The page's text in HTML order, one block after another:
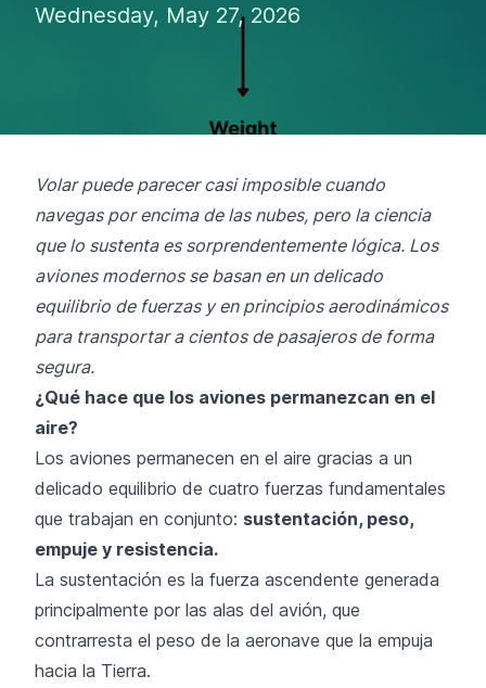
Wednesday, May 27, 2026
Volar puede parecer casi imposible cuando
navegas por encima de las nubes, pero la ciencia
que lo sustenta es sorprendentemente lógica. Los
aviones modernos se basan en un delicado
equilibrio de fuerzas y en principios aerodinámicos
para transportar a cientos de pasajeros de forma
segura.
¿Qué hace que los aviones permanezcan en el
aire?
Los aviones permanecen en el aire gracias a un
delicado equilibrio de cuatro fuerzas fundamentales
que trabajan en conjunto: sustentación, peso,
empuje y resistencia.
La sustentación es la fuerza ascendente generada
principalmente por las alas del avión, que
contrarresta el peso de la aeronave que la empuja
hacia la Tierra.